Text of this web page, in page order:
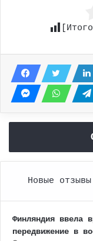
Новые отзывы
Финляндия ввела
передвижение в